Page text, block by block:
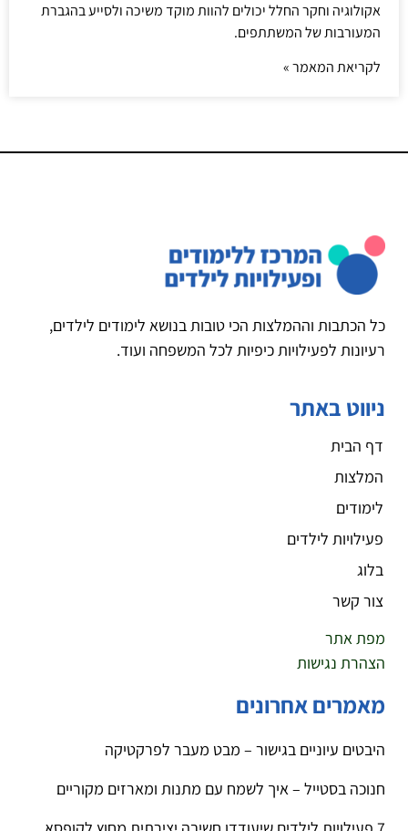
אקולוגיה וחקר החלל יכולים להוות מוקד משיכה ולסייע בהגברת
המעורבות של המשתתפים.
לקריאת המאמר »
כל הכתבות וההמלצות הכי טובות בנושא לימודים לילדים,
רעיונות לפעילויות כיפיות לכל המשפחה ועוד.
ניווט באתר
דף הבית
המלצות
לימודים
פעילויות לילדים
בלוג
צור קשר
מפת אתר
הצהרת נגישות
מאמרים אחרונים
היבטים עיוניים בגישור – מבט מעבר לפרקטיקה
חנוכה בסטייל – איך לשמח עם מתנות ומארזים מקוריים